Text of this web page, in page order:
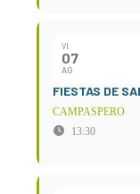
VI
07
AG
FIESTAS DE
CAMPASPERO
13:30